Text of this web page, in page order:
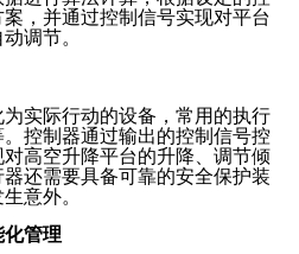
，并通过控制信号实现对平台
调节。
实际行动的设备，常用的执行
控制器通过输出的控制信号控
高空升降平台的升降、调节倾
还需要具备可靠的安全保护装
意外。
管理